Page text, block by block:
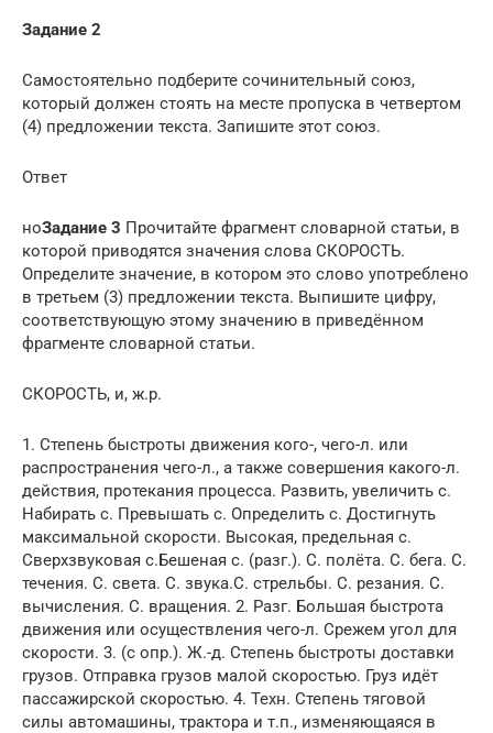
Задание 2
Самостоятельно подберите сочинительный союз,
который должен стоять на месте пропуска в четвертом
(4) предложении текста. Запишите этот союз.
Ответ
ноЗадание 3 Прочитайте фрагмент словарной статьи, в
которой приводятся значения слова СКОРОСТЬ.
Определите значение, в котором это слово употреблено
в третьем (3) предложении текста. Выпишите цифру,
соответствующую этому значению в приведённом
фрагменте словарной статьи.
СКОРОСТЬ, и, ж.р.
1. Степень быстроты движения кого-, чего-л. или
распространения чего-л., а также совершения какого-л.
действия, протекания процесса. Развить, увеличить с.
Набирать с. Превышать с. Определить с. Достигнуть
максимальной скорости. Высокая, предельная с.
Сверхзвуковая с.Бешеная с. (разг.). С. полёта. С. бега. С.
течения. С. света. С. звука.С. стрельбы. С. резания. С.
вычисления. С. вращения. 2. Разг. Большая быстрота
движения или осуществления чего-л. Срежем угол для
скорости. 3. (с опр.). Ж.-д. Степень быстроты доставки
грузов. Отправка грузов малой скоростью. Груз идёт
пассажирской скоростью. 4. Техн. Степень тяговой
силы автомашины, трактора и т.п., изменяющаяся в